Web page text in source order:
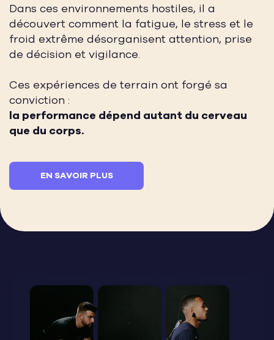
Dans ces environnements hostiles, il a
découvert comment la fatigue, le stress et le
froid extrême désorganisent attention, prise
de décision et vigilance.
Ces expériences de terrain ont forgé sa
conviction :
la performance dépend autant du cerveau
que du corps.
EN SAVOIR PLUS